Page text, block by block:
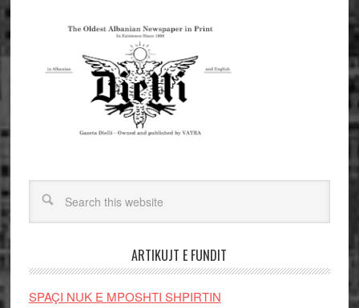
ARTIKUJT E FUNDIT
SPAÇI NUK E MPOSHTI SHPIRTIN